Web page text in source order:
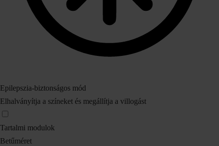
Epilepszia‑biztonságos mód
Elhalványítja a színeket és megállítja a villogást
Tartalmi modulok
Betűméret